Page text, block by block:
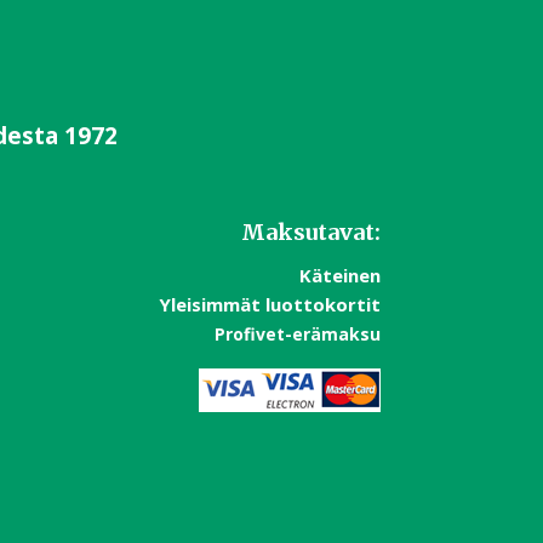
1972
Maksutavat:
Käteinen
Yleisimmät luottokortit
Profivet-erämaksu